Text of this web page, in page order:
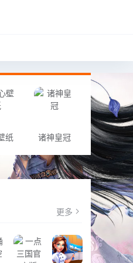
纸 诸神皇冠
更多